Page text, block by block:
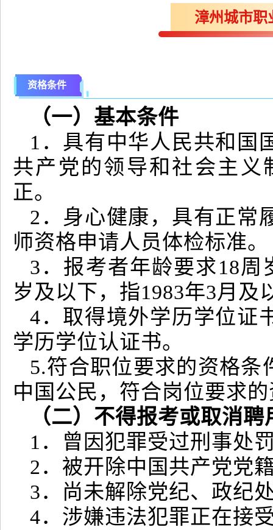
漳州城市职
资格条件
（一）基本条件
1．具有中华人民共和国
共产党的领导和社会主
正。
2．身心健康，具有正常
师资格申请人员体检标准。
3．报考者年龄要求18周
岁及以下，指1983年3月及
4．取得境外学历学位证
学历学位认证书。
5.符合职位要求的资格
中国公民，符合岗位要求
（二）不得报考或取消
1．曾因犯罪受过刑事处
2．被开除中国共产党党
3．尚未解除党纪、政纪
4．涉嫌违法犯罪正在接